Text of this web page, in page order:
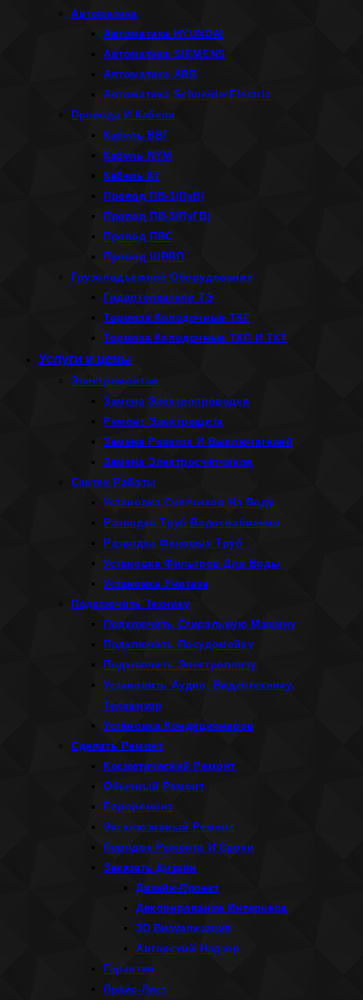
Автоматика
Автоматика HYUNDAI
Автоматика SIEMENS
Автоматика ABB
Автоматика SchneiderElectric
Провода И Кабели
Кабель ВВГ
Кабель NYM
Кабель КГ
Провод ПВ-1(ПуВ)
Провод ПВ-3(ПуГВ)
Провод ПВС
Провод ШВВП
Грузоподъемное Оборудование
Гидротолкатели ТЭ
Тормоза Колодочные ТКГ
Тормоза Колодочные ТКП И ТКТ
Услуги и цены
Электромонтаж
Замена Электропроводки
Ремонт Электрощита
Замена Розеток И Выключателей
Замена Электросчетчиков
Сантех Работы
Установка Счетчиков На Воду
Разводка Труб Водоснабжения
Разводка Фановых Труб
Установка Фильтров Для Воды
Установка Унитаза
Подключить Технику
Подключить Стиральную Машину
Подключить Посудомойку
Подключить Электроплиту
Установить Аудио, Видеотехнику,
Телевизор
Установка Кондиционеров
Сделать Ремонт
Косметический Ремонт
Обычный Ремонт
Евроремонт
Эксклюзивный Ремонт
Порядок Ремонта И Сроки
Заказать Дизайн
Дизайн-Проект
Декорирование Интерьера
3D Визуализация
Авторский Надзор
Гарантии
Прайс-Лист